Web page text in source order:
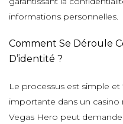
informations personnelles.
Comment Se Déroule
D’identité ?
Le processus est simple et
importante dans un casino
Vegas Hero peut